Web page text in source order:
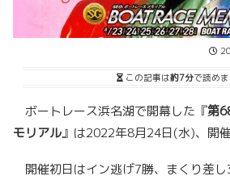
この記事は約7分で読めま
ボートレース浜名湖で開幕した『第
モリアル』は2022年8月24日(水)、開催
開催初日はイン逃げ7勝、まくり差